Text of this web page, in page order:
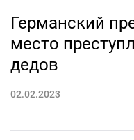
Германский
место
дедов
02.02.2023